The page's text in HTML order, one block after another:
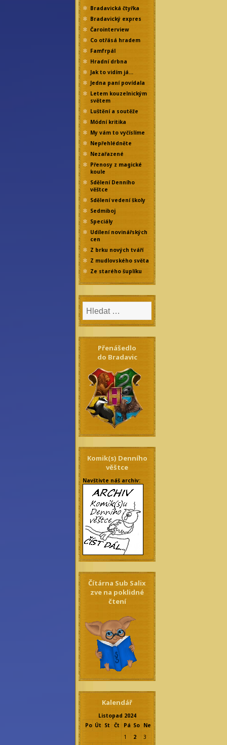
Bradavická čtyřka
Bradavický expres
Čarointerview
Co otřásá hradem
Famfrpál
Hradní drbna
Jak to vidím já…
Jedna paní povídala
Letem kouzelnickým
světem
Luštění a soutěže
Módní kritika
My vám to vyčíslíme
Nepřehlédněte
Nezařazené
Přenosy z magické
koule
Sdělení Denního
věštce
Sdělení vedení školy
Sedmiboj
Speciály
Udílení novinářských
cen
Z brku nových tváří
Z mudlovského světa
Ze starého šuplíku
Přenášedlo
do Bradavic
Komik(s) Denního
věštce
Navštivte náš archiv:
Čítárna Sub Salix
zve na poklidné
čtení
Kalendář
Listopad 2024
Po Út St Čt Pá So Ne
1
2 3